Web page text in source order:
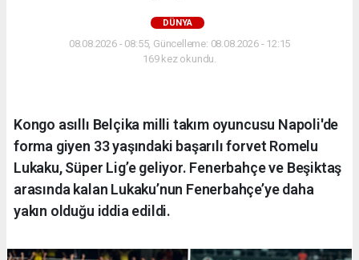
DÜNYA
08.08.2026 - 08:55, Güncelleme: 08.08.2026 - 12:15
169 kez okundu.
Kongo asıllı Belçika milli takım oyuncusu Napoli'de
forma giyen 33 yaşındaki başarılı forvet Romelu
Lukaku, Süper Lig’e geliyor. Fenerbahçe ve Beşiktaş
arasında kalan Lukaku’nun Fenerbahçe’ye daha
yakın olduğu iddia edildi.